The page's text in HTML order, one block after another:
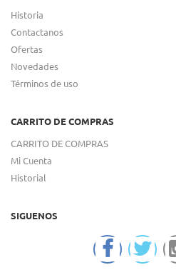
Historia
Contactanos
Ofertas
Novedades
Términos de uso
CARRITO DE COMPRAS
CARRITO DE COMPRAS
Mi Cuenta
Historial
SIGUENOS